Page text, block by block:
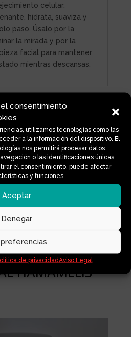
consentimiento
utilizamos tecnologías como las
a la información del dispositivo. El
nos permitirá procesar datos
o las identificaciones únicas
el consentimiento, puede afectar
y funciones.
Aceptar
Denegar
de privacidadAviso Legal
celular.
hidrata, suaviza y
paso. Úsalo por la
la mirada y por la
facial para mantener
mientras descansas.
HAMAMELIS